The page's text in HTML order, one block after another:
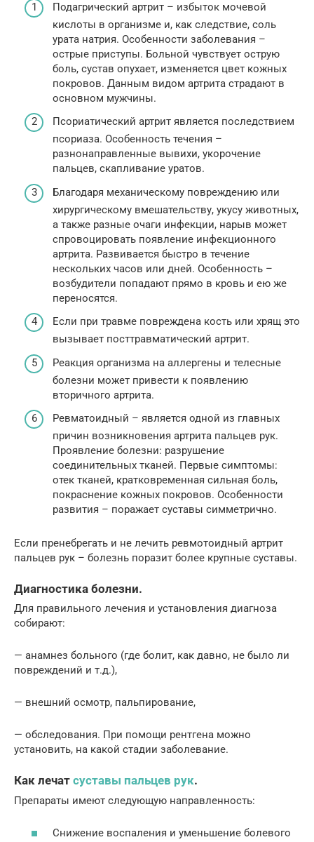
Подагрический артрит – избыток мочевой
кислоты в организме и, как следствие, соль
урата натрия. Особенности заболевания –
острые приступы. Больной чувствует острую
боль, сустав опухает, изменяется цвет кожных
покровов. Данным видом артрита страдают в
основном мужчины.
Псориатический артрит является последствием
псориаза. Особенность течения –
разнонаправленные вывихи, укорочение
пальцев, скапливание уратов.
Благодаря механическому повреждению или
хирургическому вмешательству, укусу животных,
а также разные очаги инфекции, нарыв может
спровоцировать появление инфекционного
артрита. Развивается быстро в течение
нескольких часов или дней. Особенность –
возбудители попадают прямо в кровь и ею же
переносятся.
Если при травме повреждена кость или хрящ это
вызывает посттравматический артрит.
Реакция организма на аллергены и телесные
болезни может привести к появлению
вторичного артрита.
Ревматоидный – является одной из главных
причин возникновения артрита пальцев рук.
Проявление болезни: разрушение
соединительных тканей. Первые симптомы:
отек тканей, кратковременная сильная боль,
покраснение кожных покровов. Особенности
развития – поражает суставы симметрично.
Если пренебрегать и не лечить ревмотоидный артрит
пальцев рук – болезнь поразит более крупные суставы.
Диагностика болезни.
Для правильного лечения и установления диагноза
собирают:
— анамнез больного (где болит, как давно, не было ли
повреждений и т.д.),
— внешний осмотр, пальпирование,
— обследования. При помощи рентгена можно
установить, на какой стадии заболевание.
Как лечат суставы пальцев рук.
Препараты имеют следующую направленность:
Снижение воспаления и уменьшение болевого